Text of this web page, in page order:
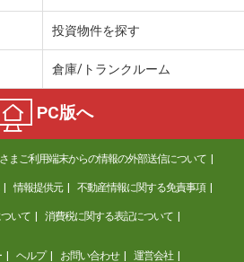
投資物件を探す
倉庫/トランクルーム
PC版へ
まご利用端末からの情報の外部送信について
情報提供元 不動産情報に関する免責事項
いて 消費税に関する表記について
ヘルプ お問い合わせ 運営会社